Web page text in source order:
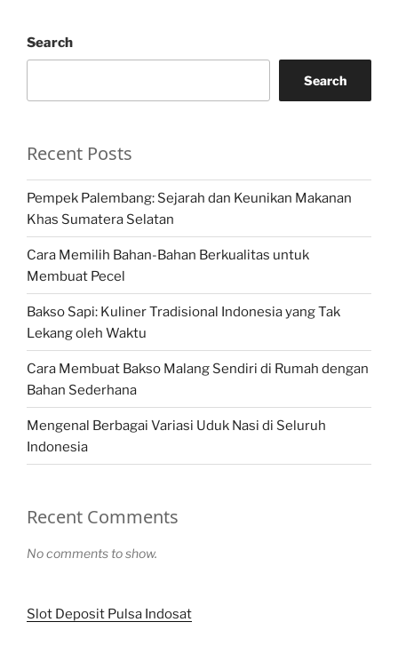
Search
Search
Recent Posts
Pempek Palembang: Sejarah dan Keunikan Makanan
Khas Sumatera Selatan
Cara Memilih Bahan-Bahan Berkualitas untuk
Membuat Pecel
Bakso Sapi: Kuliner Tradisional Indonesia yang Tak
Lekang oleh Waktu
Cara Membuat Bakso Malang Sendiri di Rumah dengan
Bahan Sederhana
Mengenal Berbagai Variasi Uduk Nasi di Seluruh
Indonesia
Recent Comments
No comments to show.
Slot Deposit Pulsa Indosat